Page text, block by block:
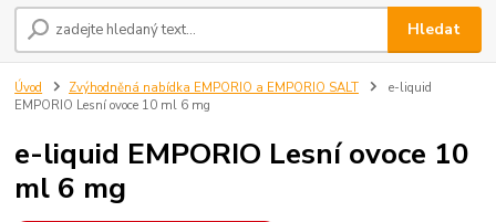
Hledat
Úvod Zvýhodněná nabídka EMPORIO a EMPORIO SALT
e-liquid
EMPORIO Lesní ovoce 10 ml 6 mg
e-liquid EMPORIO Lesní ovoce 10
ml 6 mg